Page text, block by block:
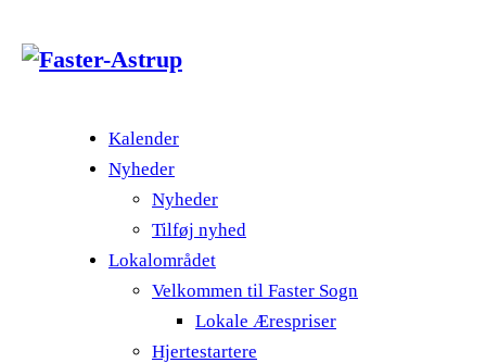
Kalender
Nyheder
Nyheder
Tilføj nyhed
Lokalområdet
Velkommen til Faster Sogn
Lokale Ærespriser
Hjertestartere